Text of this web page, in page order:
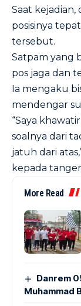
Saat kejadian,
posisinya
tersebut.
Satpam yang
pos jaga dan
Ia mengaku
mendengar
“Saya
soalnya dari
jatuh dari
kepada
More Read
Danrem
Muhammad